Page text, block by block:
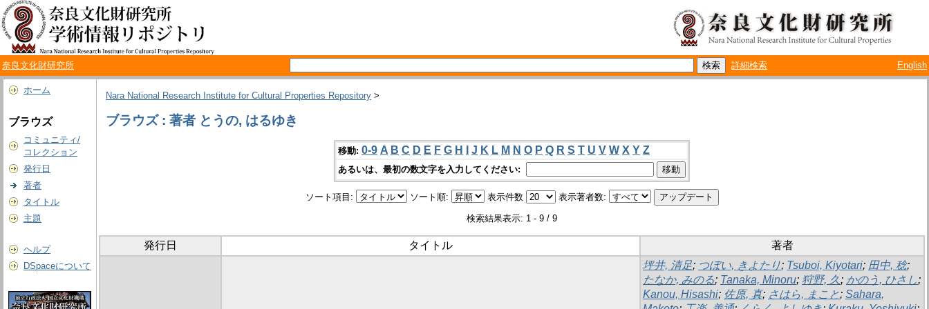
奈良文化財研究所 詳細検索 English
ホーム
ブラウズ
コミュニティ/
コレクション
発行日
著者
タイトル
主題
ヘルプ
DSpaceについて
Nara National Research Institute for Cultural Properties Repository >
ブラウズ : 著者 とうの, はるゆき
移動: 0-9 A B C D E F G H J K L M N O P Q R S T U V W X Y Z
あるいは、最初の数文字を入力してください:
ソート項目: ソート順: 表示件数 表示著者数:
検索結果表示: 1 - 9 / 9
発行日 タイトル 著者
坪井, 清足; つぼい, きよたり; Tsuboi, Kiyotari; 田中, 稔;
たなか, みのる; Tanaka, Minoru; 狩野, 久; かのう, ひさし;
Kanou, Hisashi; 佐原, 真; さはら, まこと; Sahara,